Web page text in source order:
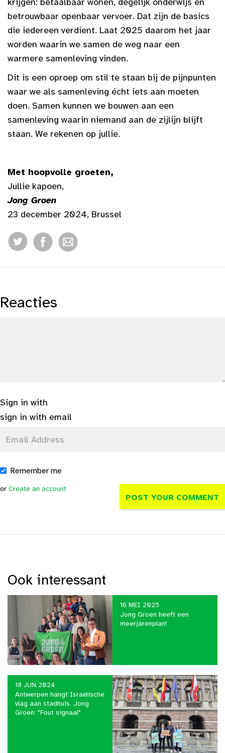
betrouwbaar openbaar vervoer. Dat zijn de basics
die iedereen verdient. Laat 2025 daarom het jaar
worden waarin we samen de weg naar een
warmere samenleving vinden.
Dit is een oproep om stil te staan bij de pijnpunten
waar we als samenleving écht iets aan moeten
doen. Samen kunnen we bouwen aan een
samenleving waarin niemand aan de zijlijn blijft
staan. We rekenen op jullie.
Met hoopvolle groeten,
Jullie kapoen,
Jong Groen
23 december 2024, Brussel
Reacties
Sign in with
sign in with email
Remember me
or Create an account
Ook interessant
16 MEI 2025
Jong Groen heeft een
meerjarenplan!
18 JUN 2024
Antwerpen hangt Israëlische
vlag aan stadhuis. Jong
Groen: "Fout signaal"